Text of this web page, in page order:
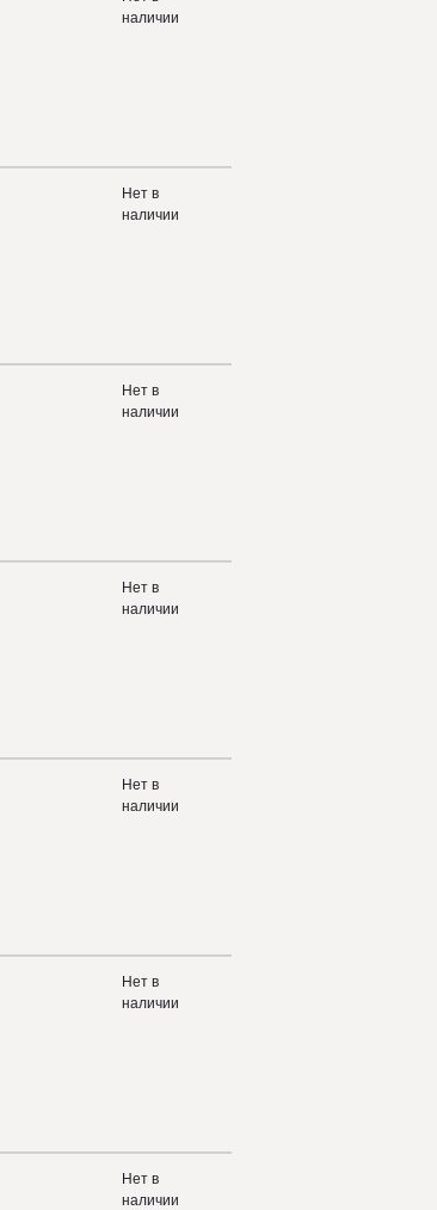
наличии
Нет в
наличии
Нет в
наличии
Нет в
наличии
Нет в
наличии
Нет в
наличии
Нет в
наличии